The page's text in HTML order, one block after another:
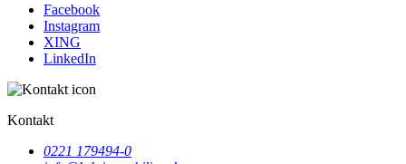
Facebook
Instagram
XING
LinkedIn
Kontakt
0221 179494-0